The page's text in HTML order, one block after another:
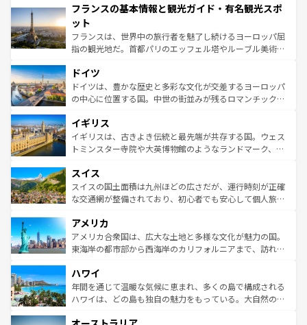
ませてくれるイタリアで、忘れられない旅をしてみよう！
なお、新着のイタリア情報は
しい。
文化が根付くこの国では、情熱的なフラメンコ、熱気あふ
れる闘牛、そして美味しいタパスが生活の一部となってい
る。首都マドリードの洗練された雰囲気や、バルセロナの
アートに溢れた街角から、地方では古代ローマ遺跡や中世
せる。地方によって風土や気候が異なるスペインはその個
性で訪れる人を魅了する。 なお、新着のスペイン情報は コ
ンテンツ一覧を参照してほしい。
フランスの基本情報と観光ガイド・有名観光スポ
ット
フランスは、世界中の旅行者を魅了し続けるヨーロッパ屈
指の観光地だ。首都パリのエッフェル塔やルーブル美術館
で、幅広い魅力が詰まっている。華麗な宮殿、歴史的な大
聖堂、美しいビーチ、そして豊かな自然が、訪れる者を心
から魅了する。また、フランスは美食の国としても知ら
いる。シャンパンの発祥地であるランス、プロヴァンスの
香り高いラベンダー畑など、多彩な楽しみ方が可能だ。さ
らに、パリ以外の地域にも魅力が溢れており、どの街角に
れる地方に足を運ぶとそれぞれで全く異なる文化を体験で
きるだろう。 なお、新着のフランス情報はコンテンツ一覧
を参照してほしい。
ドイツ
ドイツは、豊かな歴史と多彩な文化が交差するヨーロッパ
の中心に位置する国。中世の街並みが残るロマンチック街
顔を持つこの国は、どこを歩いても飽きることがない。ベ
ルリンの文化的活気、バイエルン州のアルプスの絶景、そ
してライン川沿いのワイン畑といった風景は必見。ビール
は、お酒好きな人にはぜひ体験してほしい。 なお、新着の
ドイツ情報はコンテンツ一覧を参照してほしい。
イギリス
イギリスは、古きよき伝統と最先端が共存する国。ウェス
トミンスター寺院や大英博物館のようなランドマーク、歴
リアごとに異なる魅力がある。また、優雅なアフタヌーン
ティー、ビール好きにはたまらない英国パブ、サッカー観
戦など、本場だからこそできる体験も豊富。イギリスを旅
ンツ一覧を参照してほしい。
スイス
スイスの国土面積は九州ほどの広さだが、運行時刻が正確
な交通網が整備されており、初心者でも安心して個人旅行
の建物がそのまま残る町や、スイスならではのユニークな
博物館もあり、アルプス観光だけでなく町歩きも満喫する
ことができる。国民の所得が高いため物価も高いが、旅行
ば市内交通費無料で観光を楽しむこともできる。 なお、新
着のスイス情報はコンテンツ一覧 を参照してほしい。
アメリカ
アメリカ合衆国は、広大な土地と多様な文化が魅力の国。
東海岸の都市部から西海岸のカリフォルニアまで、訪れる
のような巨大都市は、観光、ショッピング、エンターテイ
ンメントが詰まった刺激的なスポットだ。一方、アメリカ
西部には大自然が広がり、グランドキャニオンやイエロー
部のニューオーリンズでは、音楽と美食が融合した独特の
ハワイ
年間を通じて温暖な気候に恵まれ、多くの島で構成される
ハワイは、どの島も独自の魅力をもっている。大自然の神